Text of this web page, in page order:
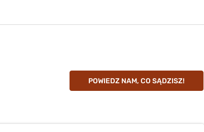
POWIEDZ NAM, CO SĄDZISZ!